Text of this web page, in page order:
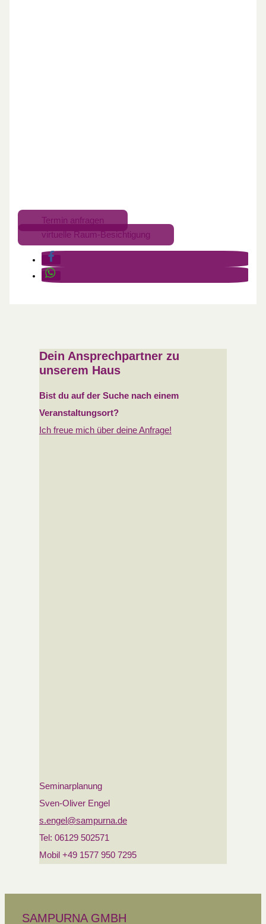
Termin anfragen
virtuelle Raum-Besichtigung
Dein Ansprechpartner zu
unserem Haus
Bist du auf der Suche nach einem
Veranstaltungsort?
Ich freue mich über deine Anfrage!
Seminarplanung
Sven-Oliver Engel
s.engel@sampurna.de
Tel: 06129 502571
Mobil +49 1577 950 7295
SAMPURNA GMBH